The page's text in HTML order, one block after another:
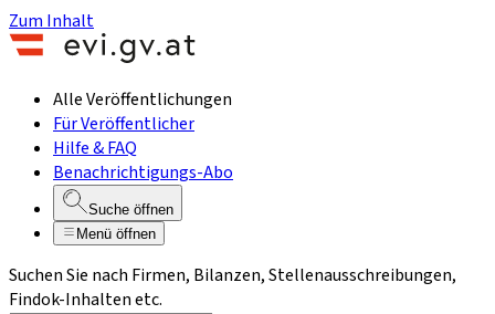
Zum Inhalt
Alle Veröffentlichungen
Für Veröffentlicher
Hilfe & FAQ
Benachrichtigungs-Abo
Suche öffnen
Menü öffnen
Suchen Sie nach Firmen, Bilanzen, Stellenausschreibungen,
Findok-Inhalten etc.